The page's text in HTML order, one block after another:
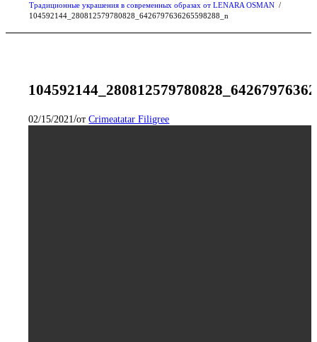
Традиционные украшения в современных образах от LENARA OSMAN /
104592144_280812579780828_6426797636265598288_n
02/15/2021/отCrimeatatar Filigree